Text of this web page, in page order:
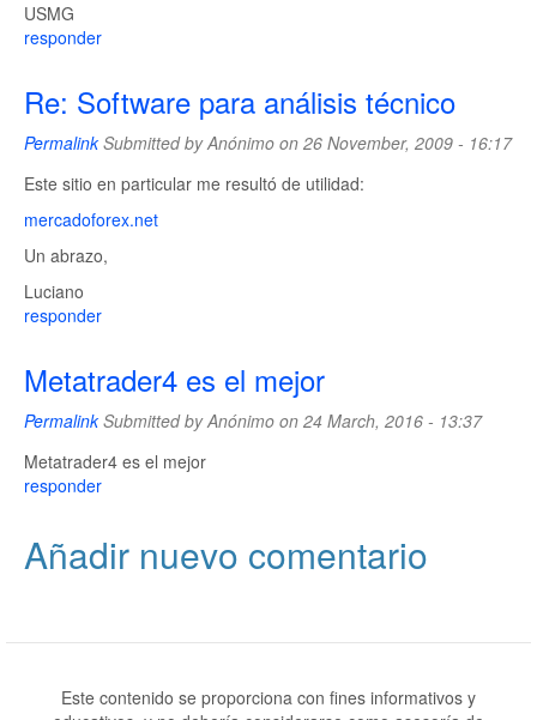
USMG
responder
Re: Software para análisis técnico
PermalinkSubmitted byAnónimo on 26 November, 2009 - 16:17
Este sitio en particular me resultó de utilidad:
mercadoforex.net
Un abrazo,
Luciano
responder
Metatrader4 es el mejor
PermalinkSubmitted byAnónimo on 24 March, 2016 - 13:37
Metatrader4 es el mejor
responder
Añadir nuevo comentario
Este contenido se proporciona con fines informativos y